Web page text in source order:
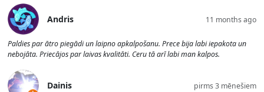
Andris 11 months ago
Paldies par ātro piegādi un laipno apkalpošanu. Prece bija labi iepakota un
nebojāta. Priecājos par laivas kvalitāti. Ceru tā arī labi man kalpos.
Dainis pirms 3 mēnešiem